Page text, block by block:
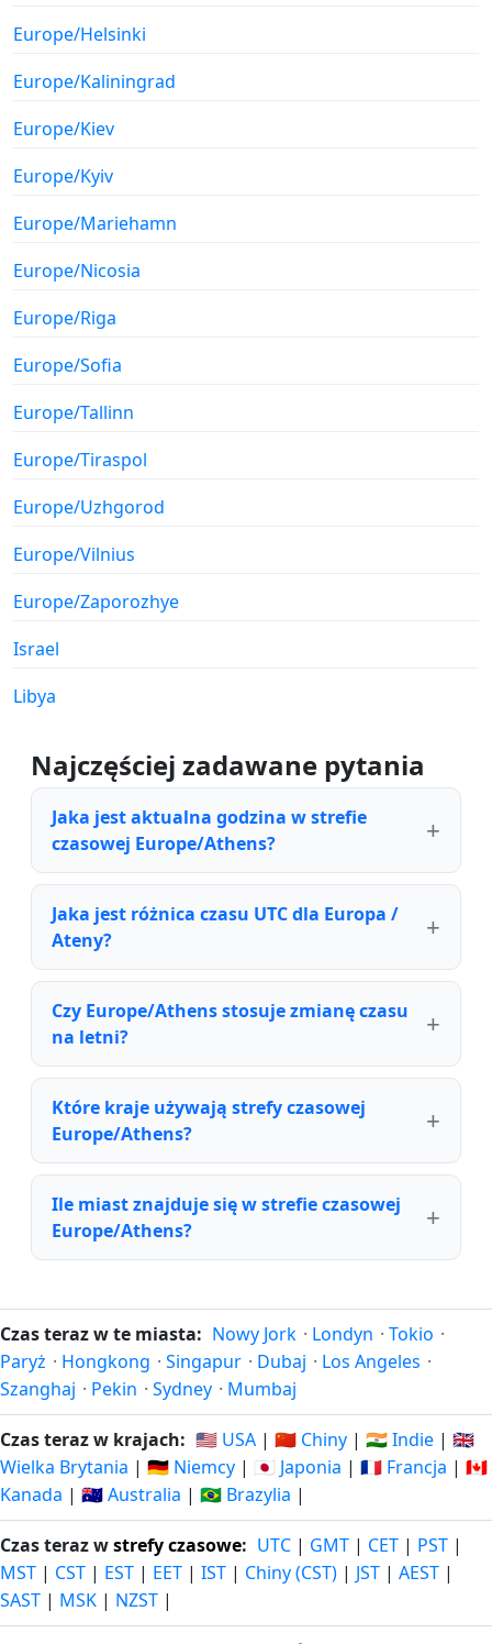
Europe/Helsinki
Europe/Kaliningrad
Europe/Kiev
Europe/Kyiv
Europe/Mariehamn
Europe/Nicosia
Europe/Riga
Europe/Sofia
Europe/Tallinn
Europe/Tiraspol
Europe/Uzhgorod
Europe/Vilnius
Europe/Zaporozhye
Israel
Libya
Najczęściej zadawane pytania
Jaka jest aktualna godzina w strefie
czasowej Europe/Athens?
Jaka jest różnica czasu UTC dla Europa /
Ateny?
Czy Europe/Athens stosuje zmianę czasu
na letni?
Które kraje używają strefy czasowej
Europe/Athens?
Ile miast znajduje się w strefie czasowej
Europe/Athens?
Czas teraz w te miasta: Nowy Jork · Londyn · Tokio ·
Paryż · Hongkong · Singapur · Dubaj · Los Angeles ·
Szanghaj · Pekin · Sydney · Mumbaj
Czas teraz w krajach: 🇺🇸 USA | 🇨🇳 Chiny | 🇮🇳 Indie | 🇬🇧
Wielka Brytania | 🇩🇪 Niemcy | 🇯🇵 Japonia | 🇫🇷 Francja | 🇨🇦
Kanada | 🇦🇺 Australia | 🇧🇷 Brazylia |
Czas teraz wstrefy czasowe: UTC | GMT | CET | PST |
MST | CST | EST | EET | IST | Chiny (CST) | JST | AEST |
SAST | MSK | NZST |